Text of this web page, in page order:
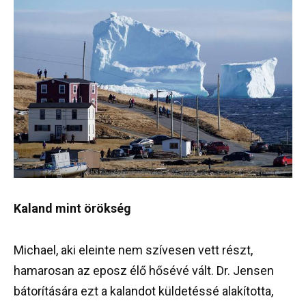
Kaland mint örökség
Michael, aki eleinte nem szívesen vett részt,
hamarosan az eposz élő hősévé vált. Dr. Jensen
bátorítására ezt a kalandot küldetéssé alakította,